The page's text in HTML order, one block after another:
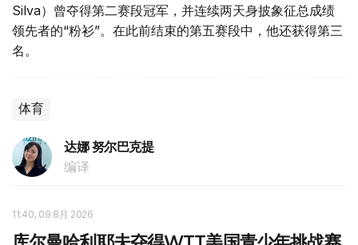
Silva）曾夺得第二赛段冠军，并连续两天身披象征总成绩
领先者的“粉衫”。在此前结束的第五赛段中，他还获得第三
名。
体育
达娜 努尔巴克提
编译
11:40, 09 8月 2026